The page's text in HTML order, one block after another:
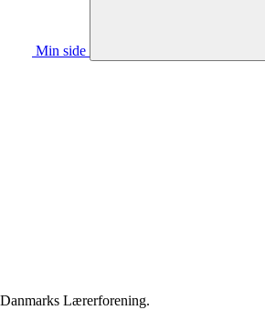
Min side
Lærerforening.